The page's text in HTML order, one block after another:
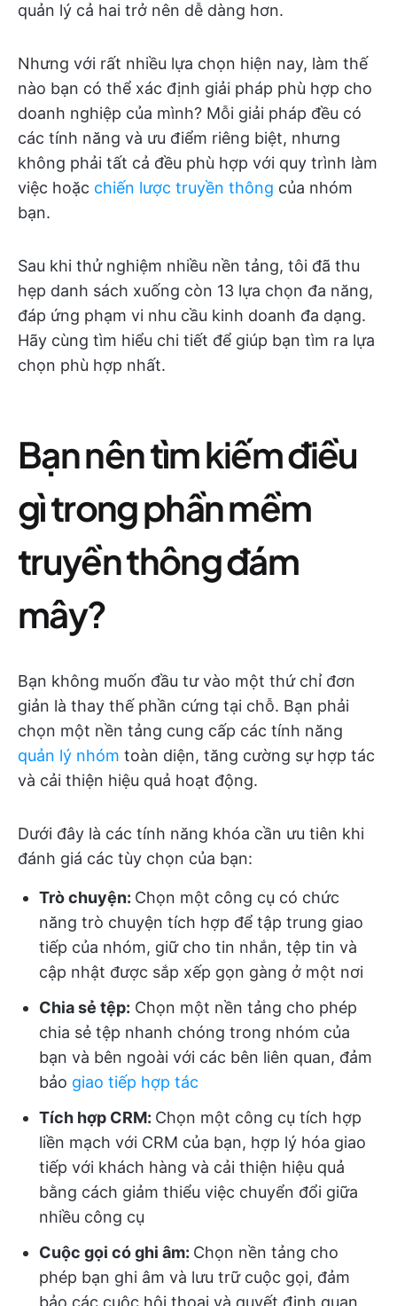
quản lý cả hai trở nên dễ dàng hơn.
Nhưng với rất nhiều lựa chọn hiện nay, làm thế
nào bạn có thể xác định giải pháp phù hợp cho
doanh nghiệp của mình? Mỗi giải pháp đều có
các tính năng và ưu điểm riêng biệt, nhưng
không phải tất cả đều phù hợp với quy trình làm
việc hoặc chiến lược truyền thông của nhóm
bạn.
Sau khi thử nghiệm nhiều nền tảng, tôi đã thu
hẹp danh sách xuống còn 13 lựa chọn đa năng,
đáp ứng phạm vi nhu cầu kinh doanh đa dạng.
Hãy cùng tìm hiểu chi tiết để giúp bạn tìm ra lựa
chọn phù hợp nhất.
Bạn nên tìm kiếm điều
gì trong phần mềm
truyền thông đám
mây?
Bạn không muốn đầu tư vào một thứ chỉ đơn
giản là thay thế phần cứng tại chỗ. Bạn phải
chọn một nền tảng cung cấp các tính năng
quản lý nhóm toàn diện, tăng cường sự hợp tác
và cải thiện hiệu quả hoạt động.
Dưới đây là các tính năng khóa cần ưu tiên khi
đánh giá các tùy chọn của bạn:
Trò chuyện: Chọn một công cụ có chức
năng trò chuyện tích hợp để tập trung giao
tiếp của nhóm, giữ cho tin nhắn, tệp tin và
cập nhật được sắp xếp gọn gàng ở một nơi
Chia sẻ tệp: Chọn một nền tảng cho phép
chia sẻ tệp nhanh chóng trong nhóm của
bạn và bên ngoài với các bên liên quan, đảm
bảo giao tiếp hợp tác
Tích hợp CRM: Chọn một công cụ tích hợp
liền mạch với CRM của bạn, hợp lý hóa giao
tiếp với khách hàng và cải thiện hiệu quả
bằng cách giảm thiểu việc chuyển đổi giữa
nhiều công cụ
Cuộc gọi có ghi âm: Chọn nền tảng cho
phép bạn ghi âm và lưu trữ cuộc gọi, đảm
bảo các cuộc hội thoại và quyết định quan